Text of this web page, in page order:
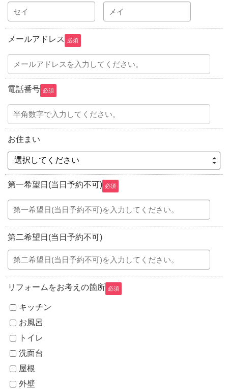
メールアドレス 必須
電話番号 必須
お住まい
選択してください
第一希望日(当日予約不可) 必須
第二希望日(当日予約不可)
リフォームをお考えの箇所 必須
キッチン
お風呂
トイレ
洗面台
屋根
外壁